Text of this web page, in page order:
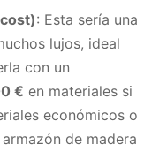
: Esta sería una
lujos, ideal
con un
€ en materiales si
económicos o
de madera